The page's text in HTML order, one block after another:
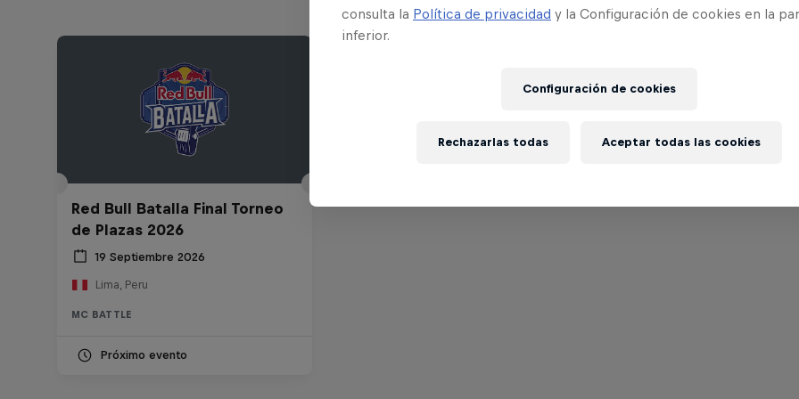
Red Bull Batalla Final Torneo
de Plazas 2026
19 Septiembre 2026
Lima, Peru
MC BATTLE
Próximo evento
consulta la Política de privacidad y la Configuración de cookies en la
inferior.
Configuración de cookies
Rechazarlas todas Aceptar todas las cookies